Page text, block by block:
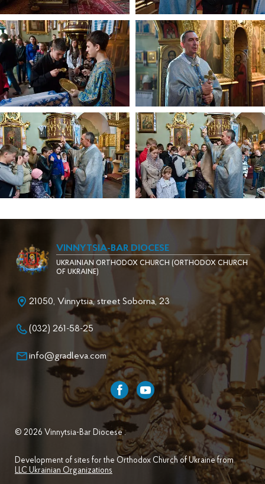
VINNYTSIA-BAR DIOCESE
UKRAINIAN ORTHODOX CHURCH (ORTHODOX CHURCH
OF UKRAINE)
21050, Vinnytsia, street Soborna, 23
(032) 261-58-25
info@gradleva.com
© 2026 Vinnytsia-Bar Diocese .
Development of sites for the Orthodox Church of Ukraine from
LLC Ukrainian Organizations